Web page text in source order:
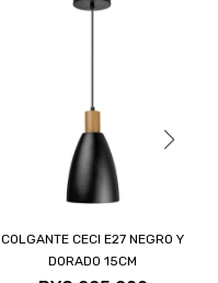
COLGANTE CECI E27 NEGRO Y
DORADO 15CM